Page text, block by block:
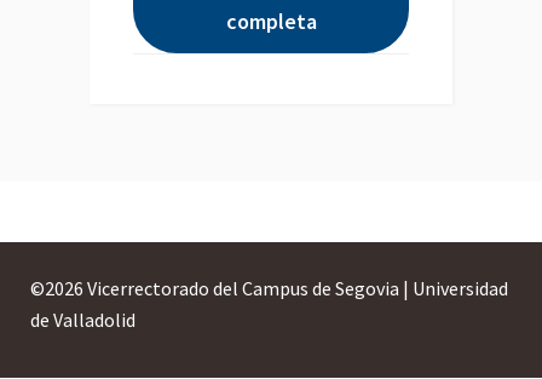
completa
©2026 Vicerrectorado del Campus de Segovia | Universidad
de Valladolid